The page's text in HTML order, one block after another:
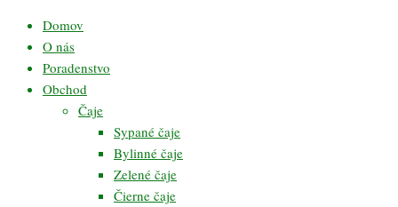
Domov
O nás
Poradenstvo
Obchod
Čaje
Sypané čaje
Bylinné čaje
Zelené čaje
Čierne čaje